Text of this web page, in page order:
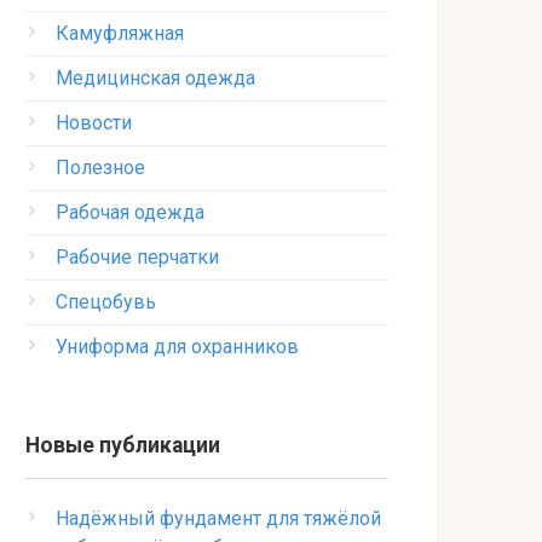
Камуфляжная
Медицинская одежда
Новости
Полезное
Рабочая одежда
Рабочие перчатки
Спецобувь
Униформа для охранников
Новые публикации
Надёжный фундамент для тяжёлой